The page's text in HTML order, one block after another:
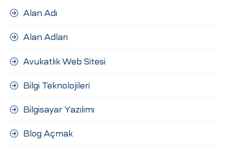
Alan Adı
Alan Adları
Avukatlık Web Sitesi
Bilgi Teknolojileri
Bilgisayar Yazılımı
Blog Açmak